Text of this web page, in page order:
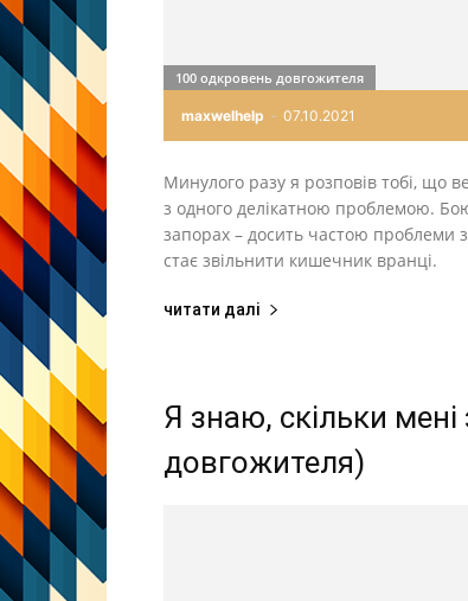
maxwelhelp - 07.10.2021
100 одкровень довгожителя
Минулого разу я розповів тобі, що
з одного делікатною проблемою.
запорах – досить частою проблеми
стає звільнити кишечник вранці.
читати далі
Я знаю, скільки
довгожителя)